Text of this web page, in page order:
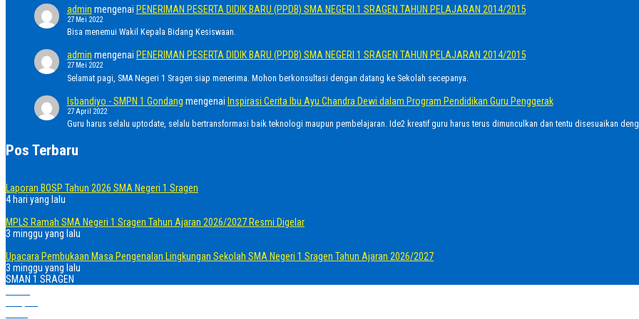
admin mengenai PENERIMAN PESERTA DIDIK BARU (PPDB) SMA NEGERI 1 SRAGEN TAHUN PELAJARAN 2014/2015
27 Mei 2022
Bisa menemui Wakil Kepala Bidang Kesiswaan.
admin mengenai PENERIMAN PESERTA DIDIK BARU (PPDB) SMA NEGERI 1 SRAGEN TAHUN PELAJARAN 2014/2015
27 Mei 2022
Selamat pagi, SMA Negeri 1 Sragen siap menerima. Mohon berkonsultasi dengan datang ke Sekolah secepanya.
Isbandiyo - SMPN 1 Gondang mengenai Inspirasi Cerita Ibu Ayu Chandra Dewi dalam Program Pendidikan Guru Penggerak
27 April 2022
Guru harus selalu uptodate, selalu bertransformasi baik teknologi maupun pembelajaran. Ide2 kreatif guru harus terus dimunculkan dan tentu disesuaikan
Pos Terbaru
Laporan BOSP Tahun 2026 SMA Negeri 1 Sragen
4 hari yang lalu
MPLS Ramah SMA Negeri 1 Sragen Tahun Ajaran 2026/2027 Resmi Digelar
3 minggu yang lalu
Upacara Pembukaan Masa Pengenalan Lingkungan Sekolah SMA Negeri 1 Sragen Tahun Ajaran 2026/2027
3 minggu yang lalu
SMAN 1 SRAGEN